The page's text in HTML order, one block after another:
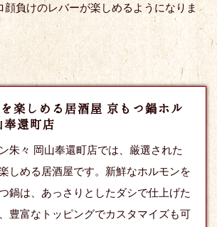
顔負けのレバーが楽しめるようになりま
楽しめる居酒屋 京もつ鍋ホル
奉還町店
朱々 岡山奉還町店では、厳選された
しめる居酒屋です。新鮮なホルモンを
鍋は、あっさりとしたダシで仕上げた
豊富なトッピングでカスタマイズも可